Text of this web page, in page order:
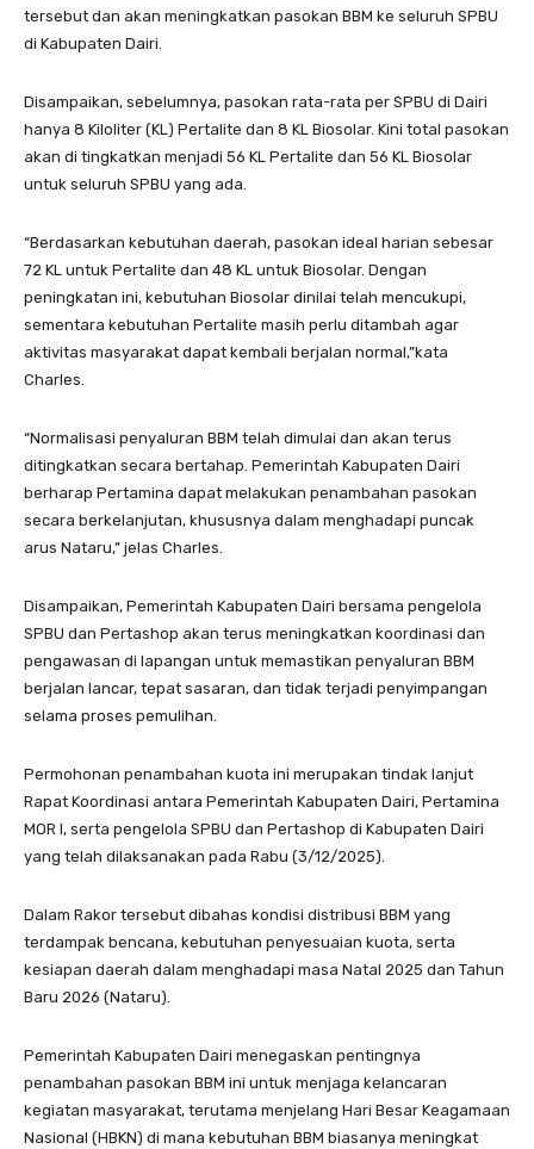
tersebut dan akan meningkatkan pasokan BBM ke seluruh SPBU
di Kabupaten Dairi.
Disampaikan, sebelumnya, pasokan rata-rata per SPBU di Dairi
hanya 8 Kiloliter (KL) Pertalite dan 8 KL Biosolar. Kini total pasokan
akan di tingkatkan menjadi 56 KL Pertalite dan 56 KL Biosolar
untuk seluruh SPBU yang ada.
“Berdasarkan kebutuhan daerah, pasokan ideal harian sebesar
72 KL untuk Pertalite dan 48 KL untuk Biosolar. Dengan
peningkatan ini, kebutuhan Biosolar dinilai telah mencukupi,
sementara kebutuhan Pertalite masih perlu ditambah agar
aktivitas masyarakat dapat kembali berjalan normal,”kata
Charles.
“Normalisasi penyaluran BBM telah dimulai dan akan terus
ditingkatkan secara bertahap. Pemerintah Kabupaten Dairi
berharap Pertamina dapat melakukan penambahan pasokan
secara berkelanjutan, khususnya dalam menghadapi puncak
arus Nataru,” jelas Charles.
Disampaikan, Pemerintah Kabupaten Dairi bersama pengelola
SPBU dan Pertashop akan terus meningkatkan koordinasi dan
pengawasan di lapangan untuk memastikan penyaluran BBM
berjalan lancar, tepat sasaran, dan tidak terjadi penyimpangan
selama proses pemulihan.
Permohonan penambahan kuota ini merupakan tindak lanjut
Rapat Koordinasi antara Pemerintah Kabupaten Dairi, Pertamina
MOR I, serta pengelola SPBU dan Pertashop di Kabupaten Dairi
yang telah dilaksanakan pada Rabu (3/12/2025).
Dalam Rakor tersebut dibahas kondisi distribusi BBM yang
terdampak bencana, kebutuhan penyesuaian kuota, serta
kesiapan daerah dalam menghadapi masa Natal 2025 dan Tahun
Baru 2026 (Nataru).
Pemerintah Kabupaten Dairi menegaskan pentingnya
penambahan pasokan BBM ini untuk menjaga kelancaran
kegiatan masyarakat, terutama menjelang Hari Besar Keagamaan
Nasional (HBKN) di mana kebutuhan BBM biasanya meningkat